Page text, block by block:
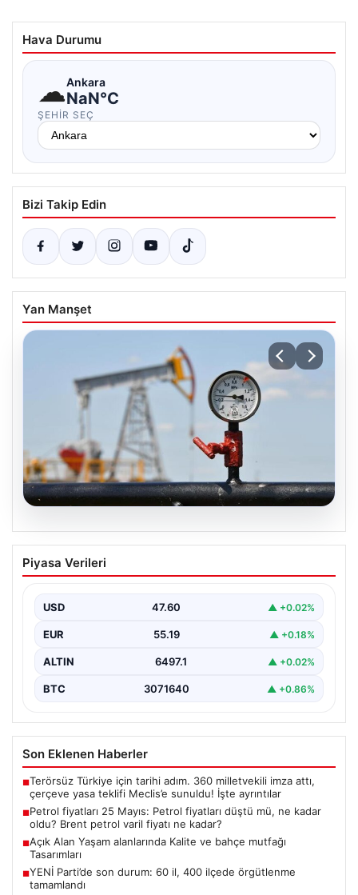
Hava Durumu
☁Ankara
NaN°C
ŞEHIR SEÇ
Bizi Takip Edin
Yan Manşet
05.08.2026
Petrol fiyatları 25 Mayıs: Petrol fiyatları
düştü mü, ne kadar oldu? Brent petrol
Piyasa Verileri
USD 47.60 ▲ +0.02%
EUR 55.19 ▲ +0.18%
ALTIN 6497.1 ▲ +0.02%
BTC 3071640 ▲ +0.86%
Son Eklenen Haberler
■Terörsüz Türkiye için tarihi adım. 360 milletvekili imza attı,
çerçeve yasa teklifi Meclis’e sunuldu! İşte ayrıntılar
■Petrol fiyatları 25 Mayıs: Petrol fiyatları düştü mü, ne kadar
oldu? Brent petrol varil fiyatı ne kadar?
■Açık Alan Yaşam alanlarında Kalite ve bahçe mutfağı
Tasarımları
■YENİ Parti’de son durum: 60 il, 400 ilçede örgütlenme
tamamlandı